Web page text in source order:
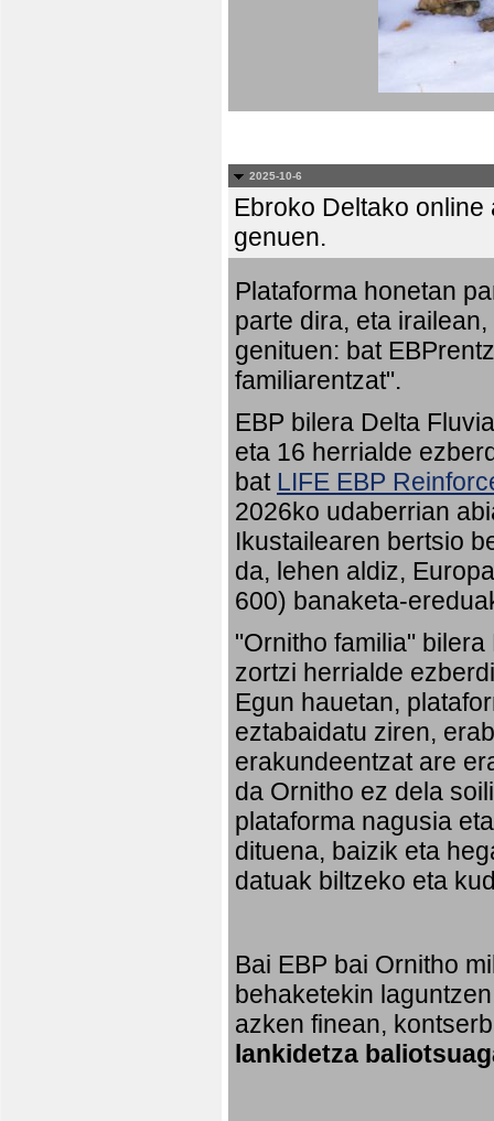
2025-10-6
Ebroko Deltako
genuen.
Plataforma honetan
parte dira, eta
genituen: bat
familiarentzat".
EBP bilera Delta
eta 16 herrialde
bat LIFE EBP
2026ko udaberrian
Ikustailearen bertsio
da, lehen aldiz,
600) banaketa-
"Ornitho familia"
zortzi herrialde
Egun hauetan,
eztabaidatu ziren,
erakundeentzat are
da Ornitho ez dela
plataforma nagusia
dituena, baizik eta
datuak biltzeko eta
Bai EBP bai Ornitho
behaketekin
azken finean,
lankidetza